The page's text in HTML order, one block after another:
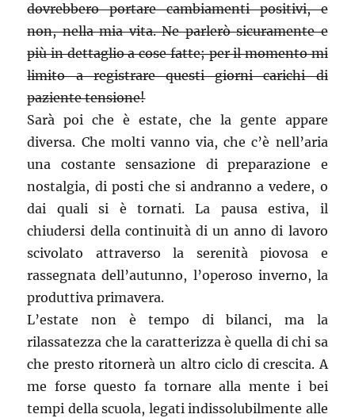
dovrebbero portare cambiamenti positivi, e
non, nella mia vita. Ne parlerò sicuramente e
più in dettaglio a cose fatte; per il momento mi
limito a registrare questi giorni carichi di
paziente tensione!
Sarà poi che è estate, che la gente appare
diversa. Che molti vanno via, che c’è nell’aria
una costante sensazione di preparazione e
nostalgia, di posti che si andranno a vedere, o
dai quali si è tornati. La pausa estiva, il
chiudersi della continuità di un anno di lavoro
scivolato attraverso la serenità piovosa e
rassegnata dell’autunno, l’operoso inverno, la
produttiva primavera.
L’estate non è tempo di bilanci, ma la
rilassatezza che la caratterizza è quella di chi sa
che presto ritornerà un altro ciclo di crescita. A
me forse questo fa tornare alla mente i bei
tempi della scuola, legati indissolubilmente alle